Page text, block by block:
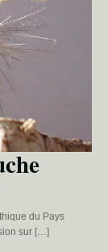
du Pays
sur […]